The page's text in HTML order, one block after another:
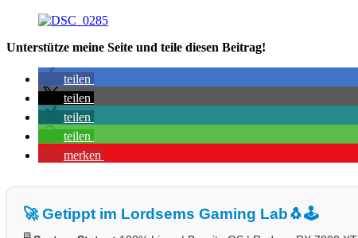
Unterstütze meine Seite und teile diesen Beitrag!
teilen
teilen
teilen
teilen
merken
🚀 Getippt im Lordsems Gaming Lab🐧🕹️